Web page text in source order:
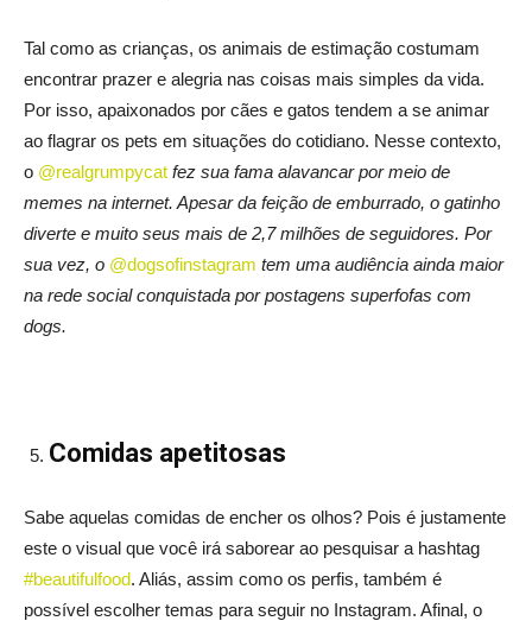
Tal como as crianças, os animais de estimação costumam
encontrar prazer e alegria nas coisas mais simples da vida.
Por isso, apaixonados por cães e gatos tendem a se animar
ao flagrar os pets em situações do cotidiano. Nesse contexto,
o @realgrumpycat fez sua fama alavancar por meio de
memes na internet. Apesar da feição de emburrado, o gatinho
diverte e muito seus mais de 2,7 milhões de seguidores. Por
sua vez, o @dogsofinstagram tem uma audiência ainda maior
na rede social conquistada por postagens superfofas com
dogs.
Comidas apetitosas
Sabe aquelas comidas de encher os olhos? Pois é justamente
este o visual que você irá saborear ao pesquisar a hashtag
#beautifulfood. Aliás, assim como os perfis, também é
possível escolher temas para seguir no Instagram. Afinal, o